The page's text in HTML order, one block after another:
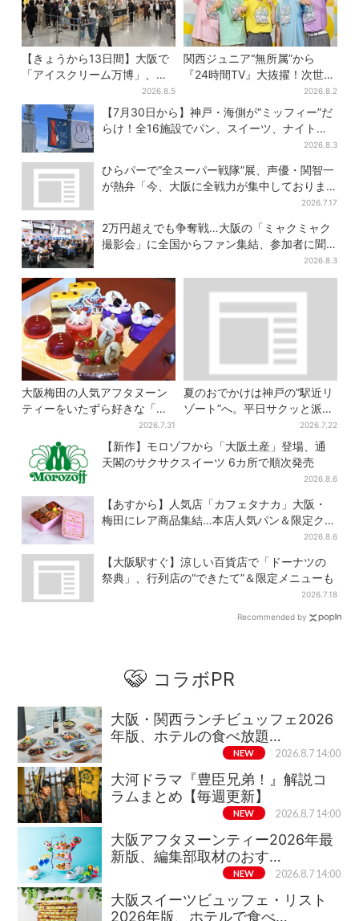
【きょうから13日間】大阪で
「アイスクリーム万博」、全
国34ブランド・100種超…初
登場の「チョコソフト」に行
列
2026.8.5
関西ジュニア“無所属”から
『24時間TV』大抜擢！次世代
スターと期待「まさか僕
が…」
2026.8.2
【7月30日から】神戸・海側が“ミッフィー”だ
らけ！全16施設でパン、スイーツ、ナイトマ
2026.8.3
ひらパーで“全スーパー戦隊”展、声優・関智一
が熱弁「今、大阪に全戦力が集中しておりま
2026.7.17
2万円超えでも争奪戦…大阪の「ミャクミャク
撮影会」に全国からファン集結、参加者に聞
2026.8.3
大阪梅田の人気アフタヌーン
ティーをいたずら好きな「リ
トルミイ」がジャック！「ム
ーミン」たちとバカンスへ
2026.7.31
夏のおでかけは神戸の”駅近リ
ゾート”へ。平日サクッと派
も、休日ガッツリ派も！タイ
パ抜群、約20種の楽しみ方
2026.7.22
【新作】モロゾフから「大阪土産」登場、通
天閣のサクサクスイーツ 6カ所で順次発売
2026.8.6
【あすから】人気店「カフェタナカ」大阪・
梅田にレア商品集結…本店人気パン＆限定クッ
2026.8.6
【大阪駅すぐ】涼しい百貨店で「ドーナツの
祭典」、行列店の“できたて”＆限定メニューも
2026.7.18
Recommended by
コラボPR
大阪・関西ランチビュッフェ2026
年版、ホテルの食べ放題…
NEW 2026.8.7 14:00
大河ドラマ『豊臣兄弟！』解説コ
ラムまとめ【毎週更新】
NEW 2026.8.7 14:00
大阪アフタヌーンティー2026年最
新版、編集部取材のおす…
NEW 2026.8.7 14:00
大阪スイーツビュッフェ・リスト
2026年版、ホテルで食べ…